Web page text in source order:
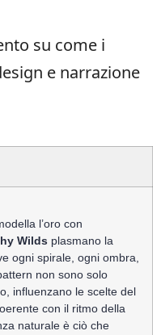
su come i
e narrazione
l’oro con
Wilds plasmano la
ogni spirale, ogni ombra,
non sono solo
influenzano le scelte del
con il ritmo della
naturale è ciò che